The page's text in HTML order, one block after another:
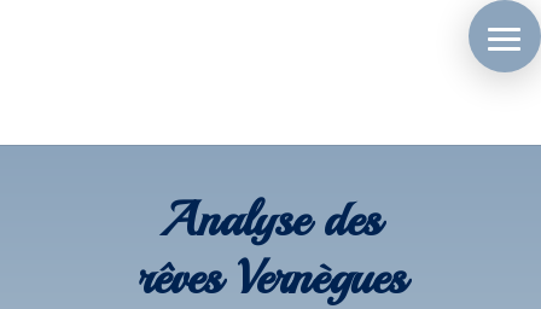
Analyse des
rêves Vernègues